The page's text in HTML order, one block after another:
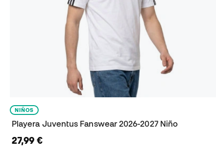
NIÑOS
Playera Juventus Fanswear 2026-2027 Niño
27,99 €